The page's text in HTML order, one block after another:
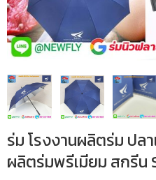
ร่ม โรงงานผลิตร่ม ปล
ผลิตร่มพรีเมียม สกรีน